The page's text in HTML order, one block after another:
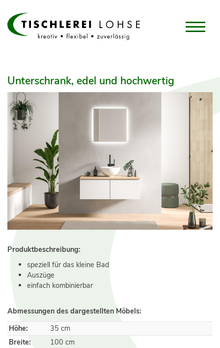
Unterschrank, edel und hochwertig
Produktbeschreibung:
speziell für das kleine Bad
Auszüge
einfach kombinierbar
Abmessungen des dargestellten Möbels:
Höhe:
35 cm
Breite:
100 cm